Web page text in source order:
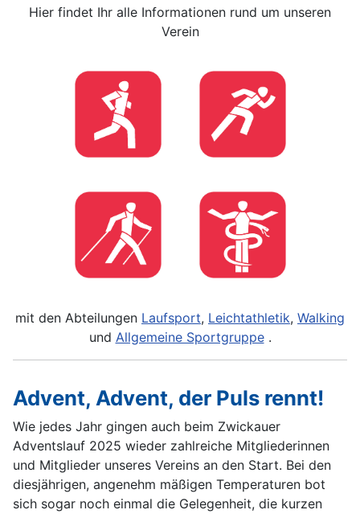
Hier findet Ihr alle Informationen rund um unseren
Verein
mit den Abteilungen Laufsport, Leichtathletik, Walking
und Allgemeine Sportgruppe.
Advent, Advent, der Puls rennt!
Wie jedes Jahr gingen auch beim Zwickauer
Adventslauf 2025 wieder zahlreiche Mitgliederinnen
und Mitglieder unseres Vereins an den Start. Bei den
diesjährigen, angenehm mäßigen Temperaturen bot
sich sogar noch einmal die Gelegenheit, die kurzen